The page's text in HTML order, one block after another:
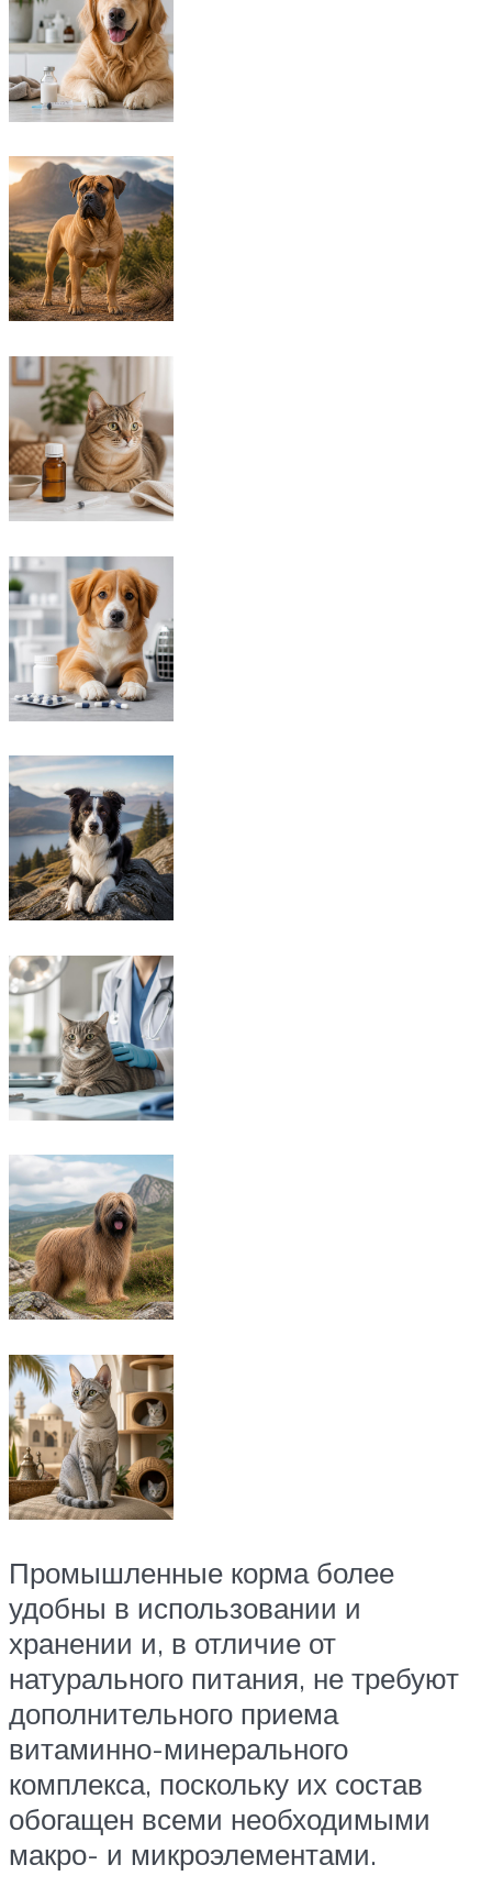
Промышленные корма более
удобны в использовании и
хранении и, в отличие от
натурального питания, не требуют
дополнительного приема
витаминно-минерального
комплекса, поскольку их состав
обогащен всеми необходимыми
макро- и микроэлементами.